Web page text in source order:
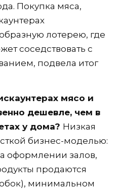
Покупка мяса,
лотерею, где
соседствовать с
подвела итог
мясо и
дешевле, чем в
у дома? Низкая
бизнес-моделью:
оформлении залов,
продаются
минимальном